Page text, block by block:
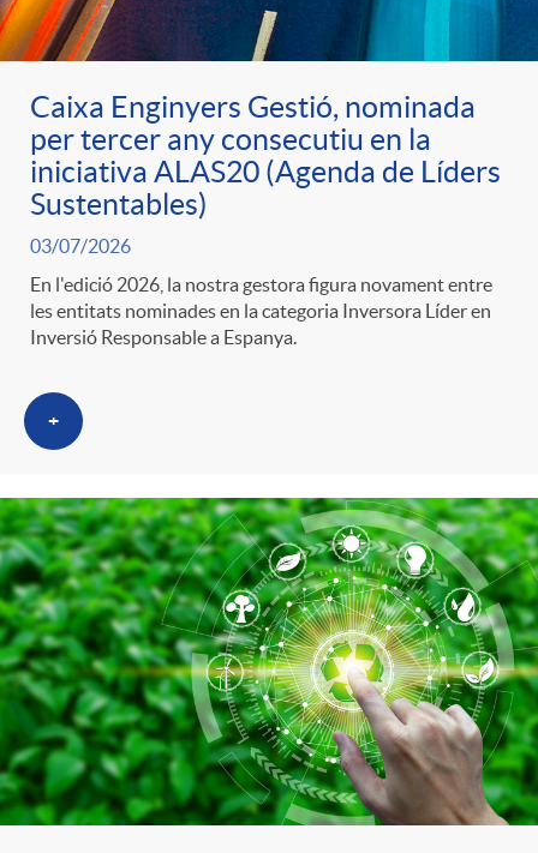
t
s
Caixa Enginyers Gestió, nominada
per tercer any consecutiu en la
iniciativa ALAS20 (Agenda de Líders
Sustentables)
03/07/2026
En l'edició 2026, la nostra gestora figura novament entre
les entitats nominades en la categoria Inversora Líder en
Inversió Responsable a Espanya.
+